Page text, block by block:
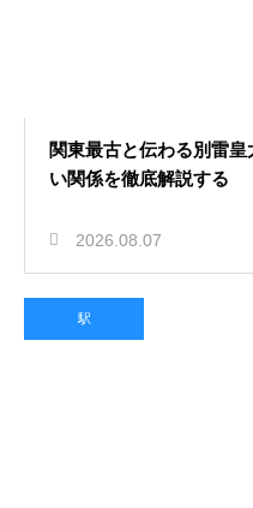
関東最古と伝わる別雷
い関係を徹底解説する
2026.08.07
駅